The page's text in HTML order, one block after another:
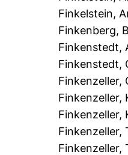
Finkelstein,
Finkenberg,
Finkenstedt,
Finkenstedt,
Finkenzeller,
Finkenzeller,
Finkenzeller,
Finkenzeller,
Finkenzeller,